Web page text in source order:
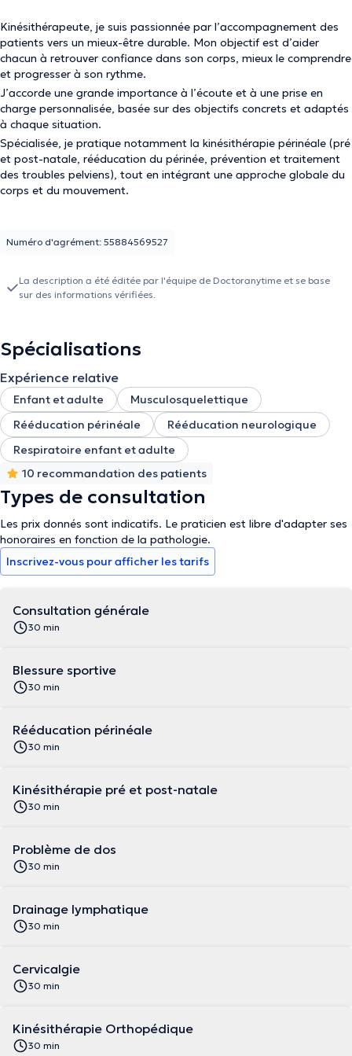
Kinésithérapeute, je suis passionnée par l’accompagnement des
patients vers un mieux-être durable. Mon objectif est d’aider
chacun à retrouver confiance dans son corps, mieux le comprendre
et progresser à son rythme.
J’accorde une grande importance à l’écoute et à une prise en
charge personnalisée, basée sur des objectifs concrets et adaptés
à chaque situation.
Spécialisée, je pratique notamment la kinésithérapie périnéale (pré
et post-natale, rééducation du périnée, prévention et traitement
des troubles pelviens), tout en intégrant une approche globale du
corps et du mouvement.
Numéro d'agrément: 55884569527
La description a été éditée par l'équipe de Doctoranytime et se base
sur des informations vérifiées.
Spécialisations
Expérience relative
Enfant et adulte
Musculosquelettique
Rééducation périnéale
Rééducation neurologique
Respiratoire enfant et adulte
10 recommandation des patients
Types de consultation
Les prix donnés sont indicatifs. Le praticien est libre d'adapter ses
honoraires en fonction de la pathologie.
Inscrivez-vous pour afficher les tarifs
Consultation générale
30 min
Blessure sportive
30 min
Rééducation périnéale
30 min
Kinésithérapie pré et post-natale
30 min
Problème de dos
30 min
Drainage lymphatique
30 min
Cervicalgie
30 min
Kinésithérapie Orthopédique
30 min